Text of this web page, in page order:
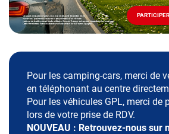
Pour les camping-cars, merci de
en téléphonant au centre
Pour les véhicules GPL, merci de
lors de votre prise de RDV.
NOUVEAU : Retrouvez-nous sur